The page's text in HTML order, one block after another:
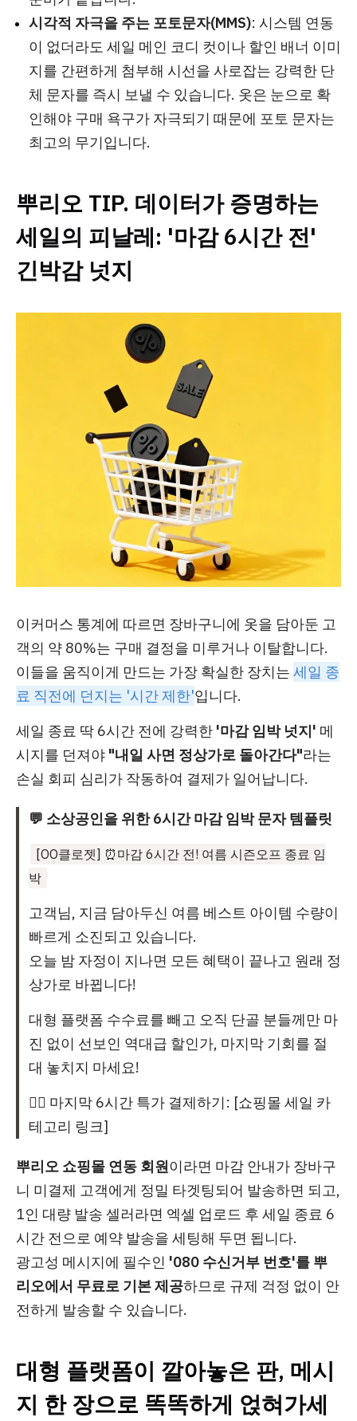
시각적 자극을 주는 포토문자(MMS): 시스템 연동
이 없더라도 세일 메인 코디 컷이나 할인 배너 이미
지를 간편하게 첨부해 시선을 사로잡는 강력한 단
체 문자를 즉시 보낼 수 있습니다. 옷은 눈으로 확
인해야 구매 욕구가 자극되기 때문에 포토 문자는
최고의 무기입니다.
뿌리오 TIP. 데이터가 증명하는
세일의 피날레: '마감 6시간 전'
긴박감 넛지
이커머스 통계에 따르면 장바구니에 옷을 담아둔 고
객의 약 80%는 구매 결정을 미루거나 이탈합니다.
이들을 움직이게 만드는 가장 확실한 장치는 세일 종
료 직전에 던지는 '시간 제한'입니다.
세일 종료 딱 6시간 전에 강력한 '마감 임박 넛지' 메
시지를 던져야 "내일 사면 정상가로 돌아간다"라는
손실 회피 심리가 작동하여 결제가 일어납니다.
💬 소상공인을 위한 6시간 마감 임박 문자 템플릿
[OO클로젯] ⏰마감 6시간 전! 여름 시즌오프 종료 임
박
고객님, 지금 담아두신 여름 베스트 아이템 수량이
빠르게 소진되고 있습니다.
오늘 밤 자정이 지나면 모든 혜택이 끝나고 원래 정
상가로 바뀝니다!
대형 플랫폼 수수료를 빼고 오직 단골 분들께만 마
진 없이 선보인 역대급 할인가, 마지막 기회를 절
대 놓치지 마세요!
🏃‍♂️ 마지막 6시간 특가 결제하기: [쇼핑몰 세일 카
테고리 링크]
뿌리오 쇼핑몰 연동 회원이라면 마감 안내가 장바구
니 미결제 고객에게 정밀 타겟팅되어 발송하면 되고,
1인 대량 발송 셀러라면 엑셀 업로드 후 세일 종료 6
시간 전으로 예약 발송을 세팅해 두면 됩니다.
광고성 메시지에 필수인 '080 수신거부 번호'를 뿌
리오에서 무료로 기본 제공하므로 규제 걱정 없이 안
전하게 발송할 수 있습니다.
대형 플랫폼이 깔아놓은 판, 메시
지 한 장으로 똑똑하게 얹혀가세